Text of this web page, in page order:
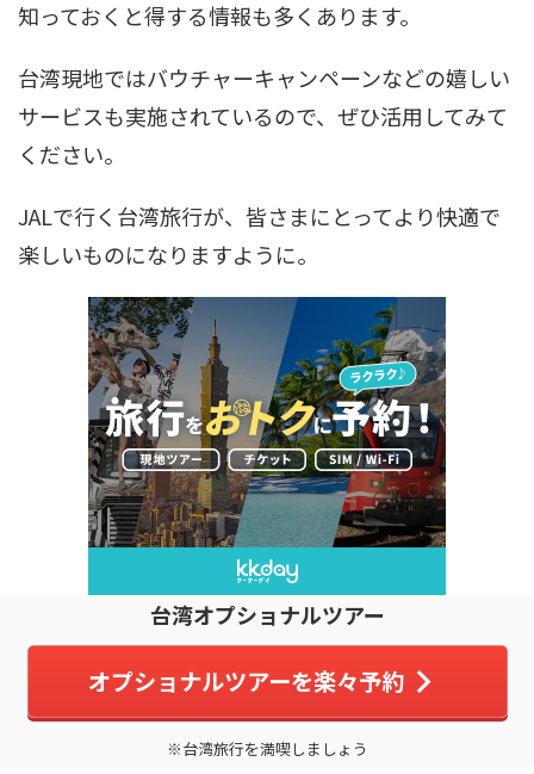
知っておくと得する情報も多くあります。
台湾現地ではバウチャーキャンペーンなどの嬉しい
サービスも実施されているので、ぜひ活用してみて
ください。
JALで行く台湾旅行が、皆さまにとってより快適で
楽しいものになりますように。
台湾オプショナルツアー
オプショナルツアーを楽々予約
※台湾旅行を満喫しましょう